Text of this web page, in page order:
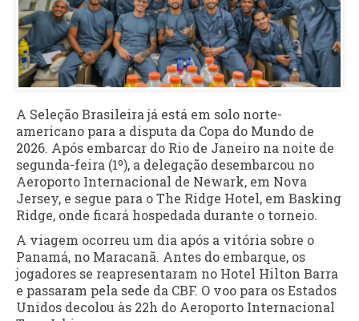
A Seleção Brasileira já está em solo norte-
americano para a disputa da Copa do Mundo de
2026. Após embarcar do Rio de Janeiro na noite de
segunda-feira (1º), a delegação desembarcou no
Aeroporto Internacional de Newark, em Nova
Jersey, e segue para o The Ridge Hotel, em Basking
Ridge, onde ficará hospedada durante o torneio.
A viagem ocorreu um dia após a vitória sobre o
Panamá, no Maracanã. Antes do embarque, os
jogadores se reapresentaram no Hotel Hilton Barra
e passaram pela sede da CBF. O voo para os Estados
Unidos decolou às 22h do Aeroporto Internacional